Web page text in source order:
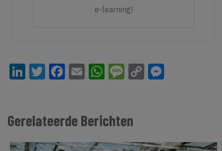
e-learning!
LinkedIn
TwitterFacebook
EmailWhatsApp
Message
Copy
Gerelateerde Berichten